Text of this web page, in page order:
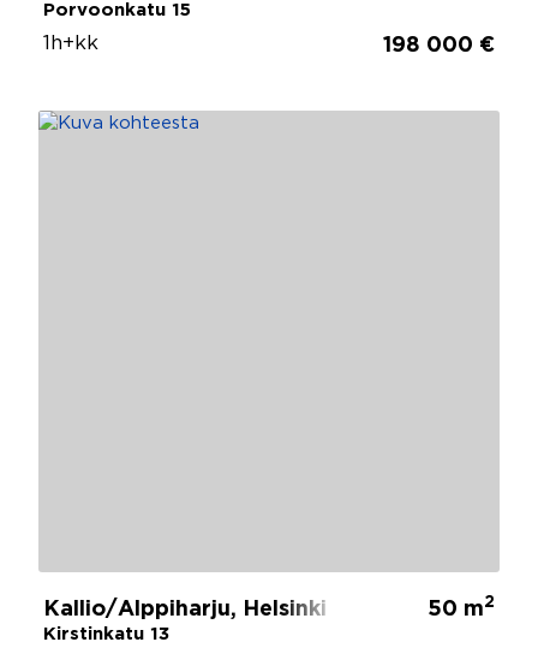
Porvoonkatu 15
1h+kk 198 000 €
Kallio/Alppiharju, Helsinki
Kirstinkatu 13
50 m2